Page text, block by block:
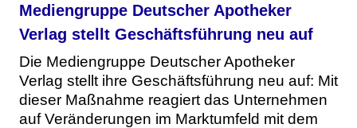
Mediengruppe Deutscher Apotheker
Verlag stellt Geschäftsführung neu auf
Die Mediengruppe Deutscher Apotheker
Verlag stellt ihre Geschäftsführung neu auf: Mit
dieser Maßnahme reagiert das Unternehmen
auf Veränderungen im Marktumfeld mit dem